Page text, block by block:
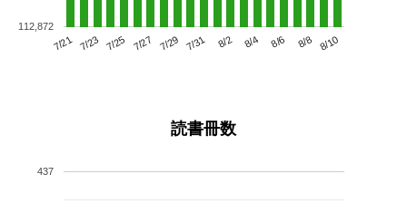
7/21 7/23 7/25 7/27 7/29 7/31 8/2 8/4 8/6 8/8 8/10
112,872
読書冊数
437